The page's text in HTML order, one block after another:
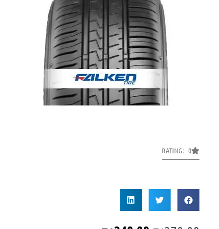
RATING: 0